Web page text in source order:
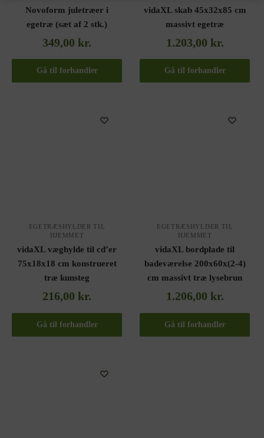
Novoform juletræer i
egetræ (sæt af 2 stk.)
349,00 kr.
Gå til forhandler
vidaXL skab 45x32x85 cm
massivt egetræ
1.203,00 kr.
Gå til forhandler
EGETRÆSHYLDER TIL
HJEMMET
vidaXL væghylde til cd’er
75x18x18 cm konstrueret
træ kunsteg
216,00 kr.
Gå til forhandler
EGETRÆSHYLDER TIL
HJEMMET
vidaXL bordplade til
badeværelse 200x60x(2-4)
cm massivt træ lysebrun
1.206,00 kr.
Gå til forhandler